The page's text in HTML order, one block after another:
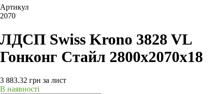
Артикул
2070
ЛДСП Swiss Krono 3828 VL
Гонконг Стайл 2800х2070х18
3 883.32 грн за лист
В наявності